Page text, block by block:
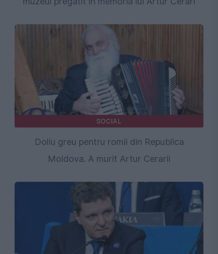
SOCIAL
Doliu greu pentru romii din Republica
Moldova. A murit Artur Cerarii